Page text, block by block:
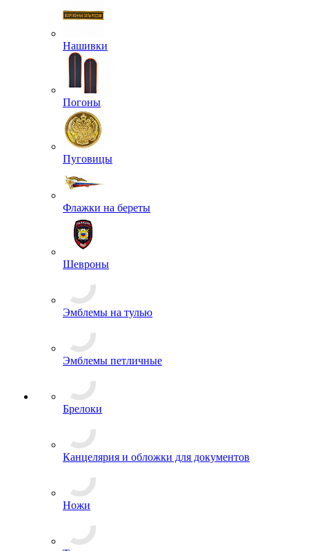
Чехлы
Жетоны
Знаки, Повязки Дежурного
Значки
Ордена и Медали
Буквы, Якоря
Звезды